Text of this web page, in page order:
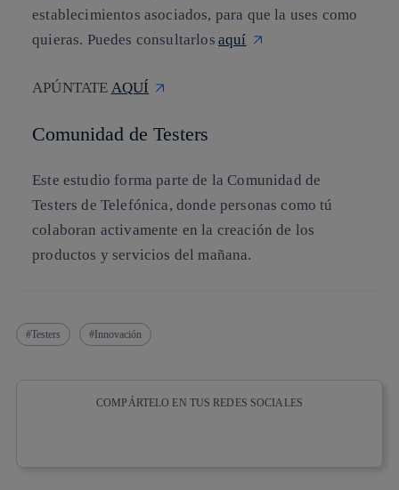
establecimientos asociados, para que la uses como
quieras. Puedes consultarlos aquí
APÚNTATE AQUÍ
Comunidad de Testers
Este estudio forma parte de la Comunidad de
Testers de Telefónica, donde personas como tú
colaboran activamente en la creación de los
productos y servicios del mañana.
Testers Innovación
COMPÁRTELO EN TUS REDES SOCIALES